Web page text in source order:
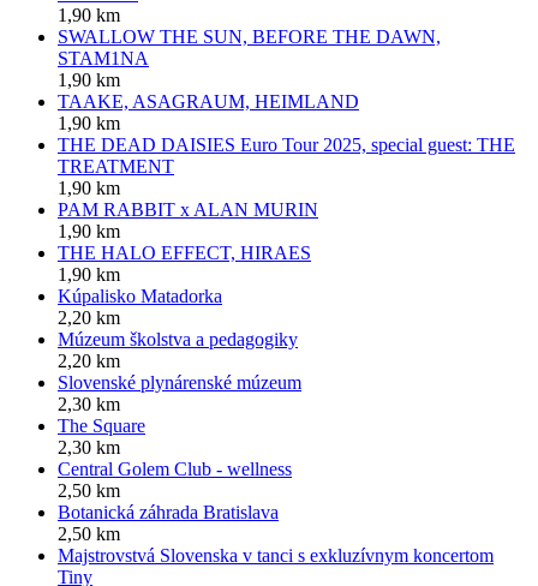
1,90 km
SWALLOW THE SUN, BEFORE THE DAWN,
STAM1NA
1,90 km
TAAKE, ASAGRAUM, HEIMLAND
1,90 km
THE DEAD DAISIES Euro Tour 2025, special guest: THE
TREATMENT
1,90 km
PAM RABBIT x ALAN MURIN
1,90 km
THE HALO EFFECT, HIRAES
1,90 km
Kúpalisko Matadorka
2,20 km
Múzeum školstva a pedagogiky
2,20 km
Slovenské plynárenské múzeum
2,30 km
The Square
2,30 km
Central Golem Club - wellness
2,50 km
Botanická záhrada Bratislava
2,50 km
Majstrovstvá Slovenska v tanci s exkluzívnym koncertom
Tiny